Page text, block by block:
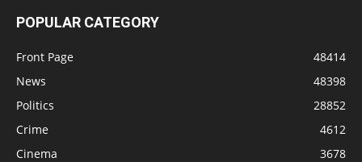
POPULAR CATEGORY
Front Page
48414
News
48398
Politics
28852
Crime
4612
Cinema
3678